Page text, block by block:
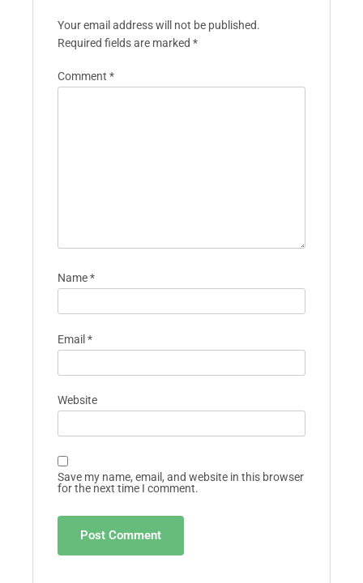
Your email address will not be published.
Required fields are marked *
Comment *
Name*
Email *
Website
Save my name, email, and website in this browser
for the next time I comment.